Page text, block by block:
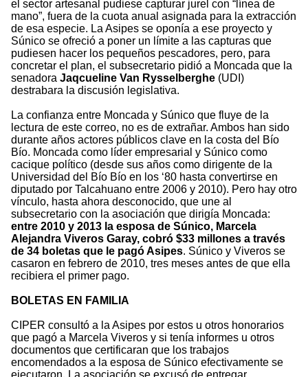
el sector artesanal pudiese capturar jurel con “línea de
mano”, fuera de la cuota anual asignada para la extracción
de esa especie. La Asipes se oponía a ese proyecto y
Súnico se ofreció a poner un límite a las capturas que
pudiesen hacer los pequeños pescadores, pero, para
concretar el plan, el subsecretario pidió a Moncada que la
senadora Jaqcueline Van Rysselberghe (UDI)
destrabara la discusión legislativa.
La confianza entre Moncada y Súnico que fluye de la
lectura de este correo, no es de extrañar. Ambos han sido
durante años actores públicos clave en la costa del Bío
Bío. Moncada como líder empresarial y Súnico como
cacique político (desde sus años como dirigente de la
Universidad del Bío Bío en los ‘80 hasta convertirse en
diputado por Talcahuano entre 2006 y 2010). Pero hay otro
vínculo, hasta ahora desconocido, que une al
subsecretario con la asociación que dirigía Moncada:
entre 2010 y 2013 la esposa de Súnico, Marcela
Alejandra Viveros Garay, cobró $33 millones a través
de 34 boletas que le pagó Asipes. Súnico y Viveros se
casaron en febrero de 2010, tres meses antes de que ella
recibiera el primer pago.
BOLETAS EN FAMILIA
CIPER consultó a la Asipes por estos u otros honorarios
que pagó a Marcela Viveros y si tenía informes u otros
documentos que certificaran que los trabajos
encomendados a la esposa de Súnico efectivamente se